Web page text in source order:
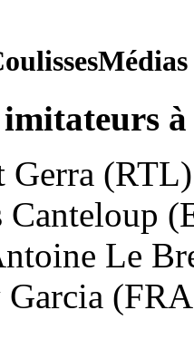
Gerra (RTL)
Canteloup
Le